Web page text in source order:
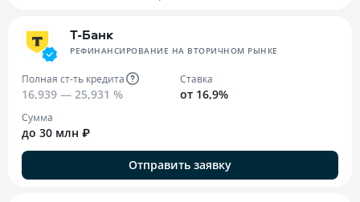
Т-Банк
РЕФИНАНСИРОВАНИЕ НА ВТОРИЧНОМ РЫНКЕ
Полная ст-ть кредита
16,939 — 25,931 %
Ставка
от 16,9%
Сумма
до 30 млн ₽
Отправить заявку